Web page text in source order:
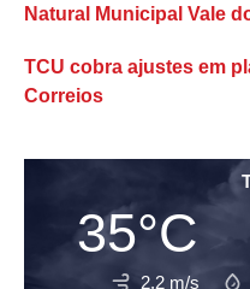
Natural Municipal Vale
TCU cobra ajustes em
Correios
35°C
2.2 m/s